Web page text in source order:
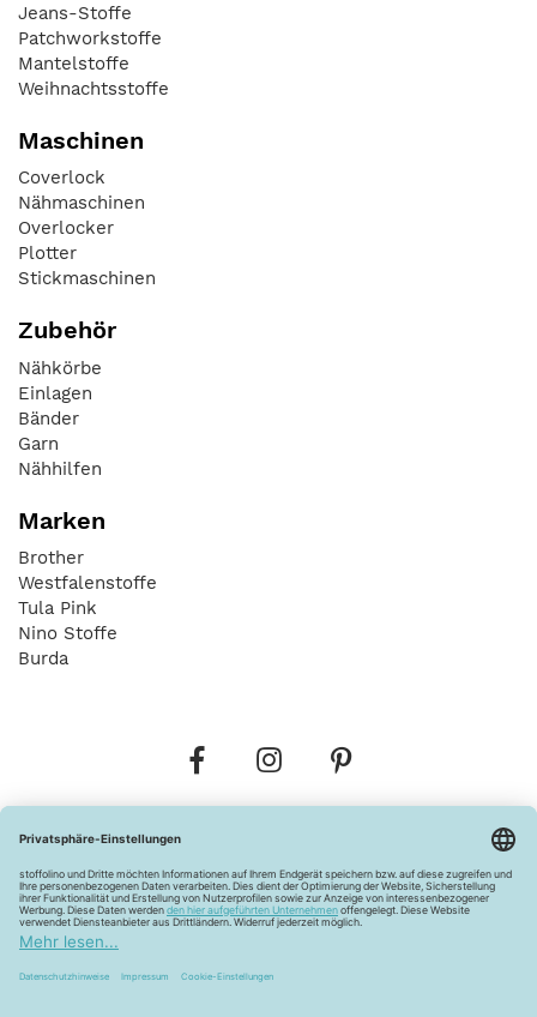
Jeans-Stoffe
Patchworkstoffe
Mantelstoffe
Weihnachtsstoffe
Maschinen
Coverlock
Nähmaschinen
Overlocker
Plotter
Stickmaschinen
Zubehör
Nähkörbe
Einlagen
Bänder
Garn
Nähhilfen
Marken
Brother
Westfalenstoffe
Tula Pink
Nino Stoffe
Burda
Widerrufsbelehrung Vertrag widerrufen
Barrierefreiheitserklärung